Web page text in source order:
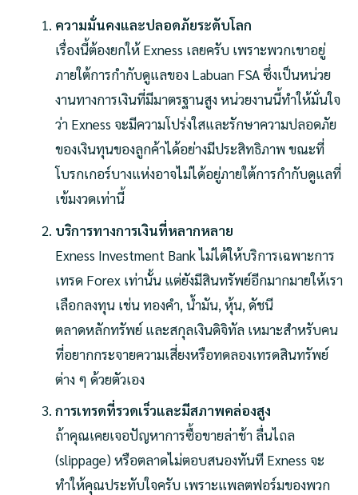
ความมั่นคงและปลอดภัยระดับโลก
เรื่องนี้ต้องยกให้ Exness เลยครับ เพราะพวกเขาอยู่
ภายใต้การกำกับดูแลของ Labuan FSA ซึ่งเป็นหน่วย
งานทางการเงินที่มีมาตรฐานสูง หน่วยงานนี้ทำให้มั่นใจ
ว่า Exness จะมีความโปร่งใสและรักษาความปลอดภัย
ของเงินทุนของลูกค้าได้อย่างมีประสิทธิภาพ ขณะที่
โบรกเกอร์บางแห่งอาจไม่ได้อยู่ภายใต้การกำกับดูแลที่
เข้มงวดเท่านี้
บริการทางการเงินที่หลากหลาย
Exness Investment Bank ไม่ได้ให้บริการเฉพาะการ
เทรด Forex เท่านั้น แต่ยังมีสินทรัพย์อีกมากมายให้เรา
เลือกลงทุน เช่น ทองคำ, น้ำมัน, หุ้น, ดัชนี
ตลาดหลักทรัพย์ และสกุลเงินดิจิทัล เหมาะสำหรับคน
ที่อยากกระจายความเสี่ยงหรือทดลองเทรดสินทรัพย์
ต่าง ๆ ด้วยตัวเอง
การเทรดที่รวดเร็วและมีสภาพคล่องสูง
ถ้าคุณเคยเจอปัญหาการซื้อขายล่าช้า ลื่นไถล
(slippage) หรือตลาดไม่ตอบสนองทันที Exness จะ
ทำให้คุณประทับใจครับ เพราะแพลตฟอร์มของพวก